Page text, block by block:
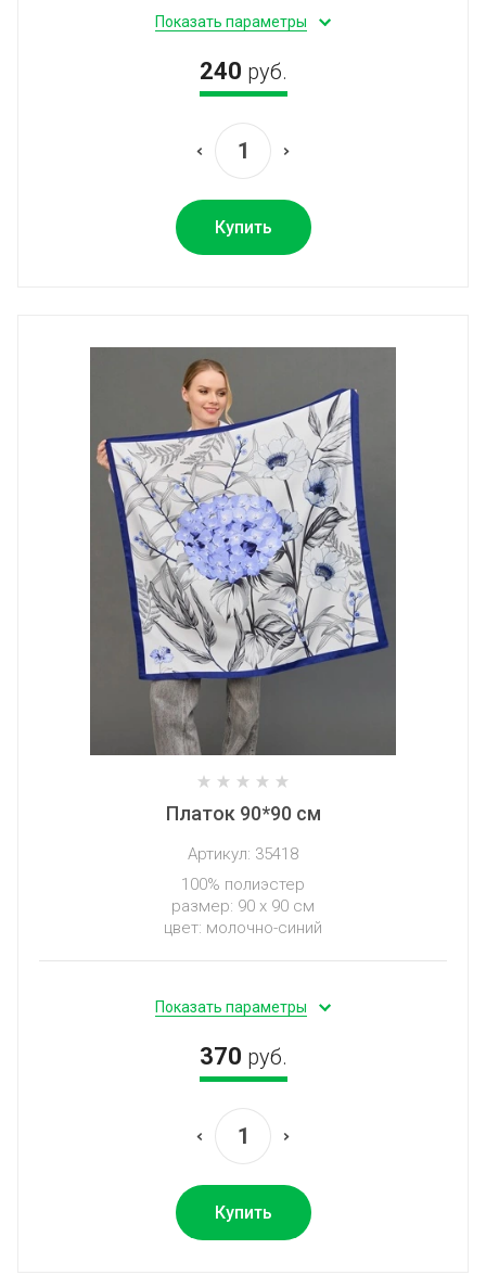
Показать параметры
240 руб.
Купить
Платок 90*90 см
Артикул: 35418
100% полиэстер
размер: 90 х 90 см
цвет: молочно-синий
Показать параметры
370 руб.
Купить